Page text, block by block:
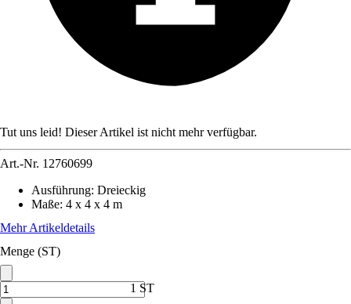
Tut uns leid! Dieser Artikel ist nicht mehr verfügbar.
Art.-Nr. 12760699
Ausführung: Dreieckig
Maße: 4 x 4 x 4 m
Mehr Artikeldetails
Menge (ST)
1 ST